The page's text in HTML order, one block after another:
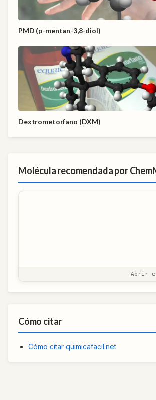
PMD (p-mentan-3,8-diol)
Dextrometorfano (DXM)
Molécula recomendada por
Abrir
Cómo citar
Cómo citar quimicafacil.net